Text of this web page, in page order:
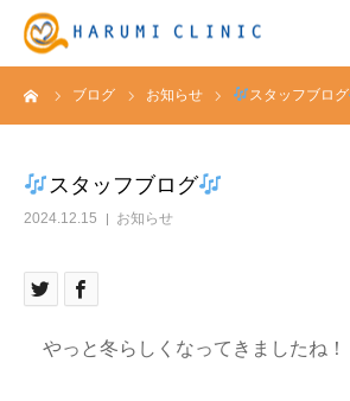
ブログ お知らせ スタッフブログ
スタッフブログ
2024.12.15 お知らせ
やっと冬らしくなってきましたね！
HOME
キャンペーン